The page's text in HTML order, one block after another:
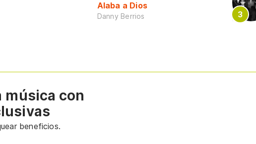
Alaba a Dios
Danny Berrios
música con
beneficios.